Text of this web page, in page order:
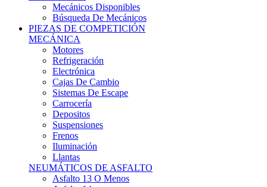
Mecánicos Disponibles
Búsqueda De Mecánicos
PIEZAS DE COMPETICIÓN
MECÁNICA
Motores
Refrigeración
Electrónica
Cajas De Cambio
Sistemas De Escape
Carrocería
Depositos
Suspensiones
Frenos
Iluminación
Llantas
NEUMÁTICOS DE ASFALTO
Asfalto 13 O Menos